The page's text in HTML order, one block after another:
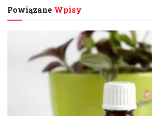
Powiązane Wpisy